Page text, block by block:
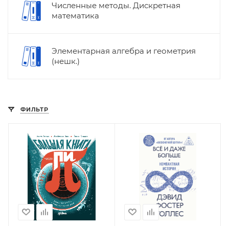
Численные методы. Дискретная
математика
Элементарная алгебра и геометрия
(нешк.)
ФИЛЬТР